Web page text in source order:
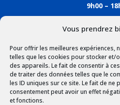
Vous prendrez
Pour offrir les meilleures expériences,
telles que les cookies pour stocker et/
des appareils. Le fait de consentir à
de traiter des données telles que le
les ID uniques sur ce site. Le fait de
consentement peut avoir un effet
et fonctions.
9h00 –